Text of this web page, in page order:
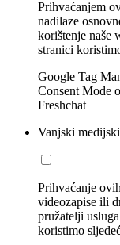
Prihvaćanjem
nadilaze
korištenje naše
stranici
Google Tag
Consent Mode
Freshchat
Vanjski
Prihvaćanje
videozapise ili
pružatelji
koristimo